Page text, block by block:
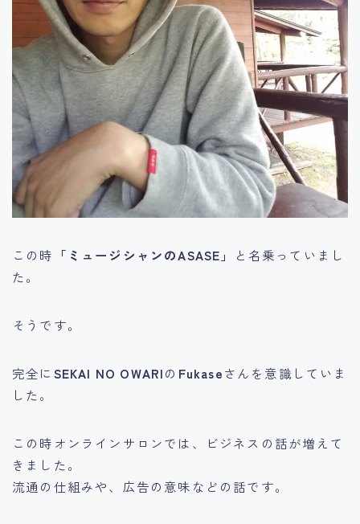
この時 「ミュージシャンのASASE」
と名乗っていまし
た。
そうです。
完全に SEKAI NO OWARIの Fukaseさんを意識していま
した。
この時オンラインサロンでは、ビジネスの話が増えて
きました。
流通の仕組みや、広告の意味などの話です。